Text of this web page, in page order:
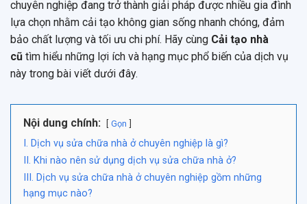
chuyên nghiệp đang trở thành giải pháp được nhiều gia đình
lựa chọn nhằm cải tạo không gian sống nhanh chóng, đảm
bảo chất lượng và tối ưu chi phí. Hãy cùng Cải tạo nhà
cũ tìm hiểu những lợi ích và hạng mục phổ biến của dịch vụ
này trong bài viết dưới đây.
Nội dung chính: Gọn
I. Dịch vụ sửa chữa nhà ở chuyên nghiệp là gì?
II. Khi nào nên sử dụng dịch vụ sửa chữa nhà ở?
III. Dịch vụ sửa chữa nhà ở chuyên nghiệp gồm những
hạng mục nào?